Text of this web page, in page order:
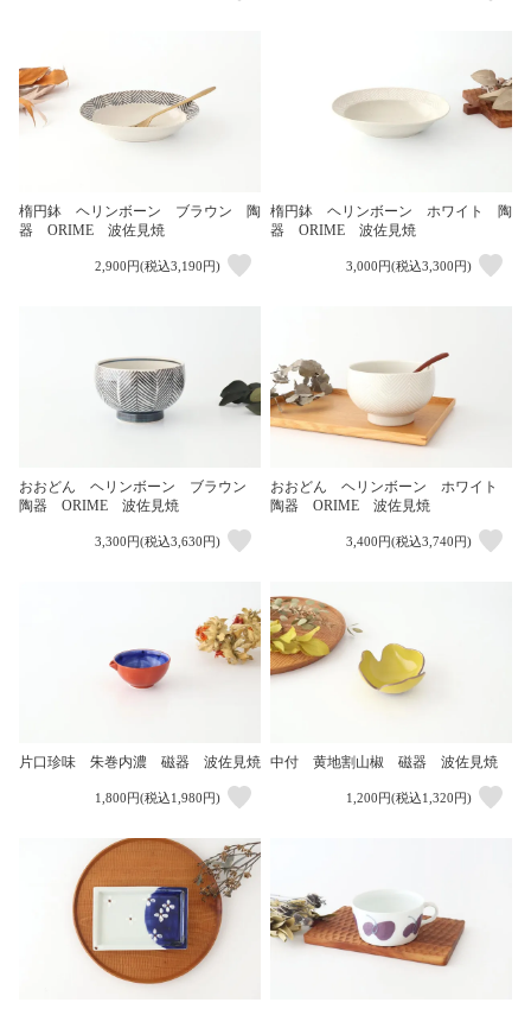
楕円鉢 ヘリンボーン ブラウン 陶
器 ORIME 波佐見焼
2,900円(税込3,190円)
楕円鉢 ヘリンボーン ホワイト 陶
器 ORIME 波佐見焼
3,000円(税込3,300円)
おおどん ヘリンボーン ブラウン
陶器 ORIME 波佐見焼
3,300円(税込3,630円)
おおどん ヘリンボーン ホワイト
陶器 ORIME 波佐見焼
3,400円(税込3,740円)
片口珍味 朱巻内濃 磁器 波佐見焼
1,800円(税込1,980円)
中付 黄地割山椒 磁器 波佐見焼
1,200円(税込1,320円)